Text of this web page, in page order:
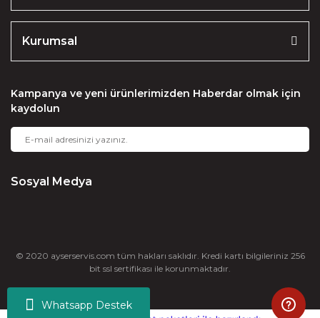
Whatsapp Destek
Kurumsal
Kampanya ve yeni ürünlerimizden Haberdar olmak için
kaydolun
Sosyal Medya
© 2020 ayserservis.com tüm hakları saklıdır. Kredi kartı bilgileriniz 256
bit ssl sertifikası ile korunmaktadır.